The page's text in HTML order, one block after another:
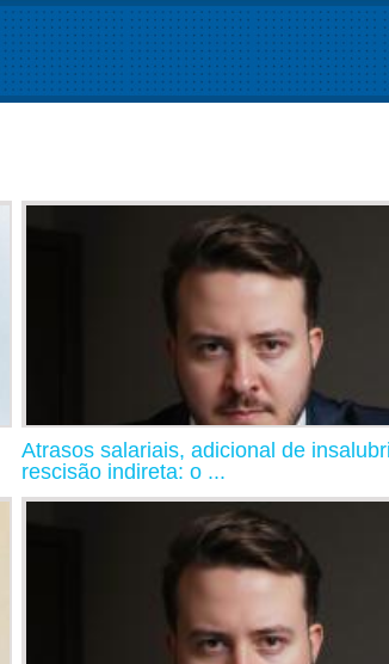
Atrasos salariais, adicional de
rescisão indireta: o ...